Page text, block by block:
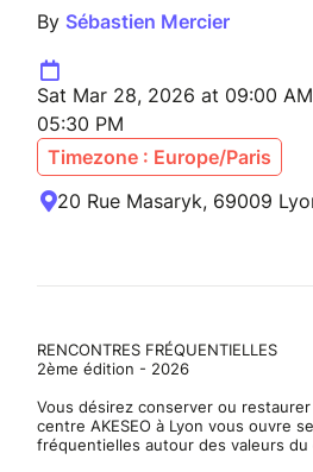
By Sébastien Mercier
Sat Mar 28, 2026 at 09:00
05:30 PM
Timezone : Europe/Paris
20 Rue Masaryk, 69009
RENCONTRES FRÉQUENTIELLES
2ème édition - 2026
Vous désirez conserver ou
centre AKESEO à Lyon vous ouvre
fréquentielles autour des valeurs